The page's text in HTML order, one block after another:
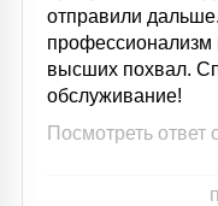
отправили
высших похвал.
обслуживание!
Посмотреть ответ